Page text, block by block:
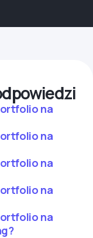
na
na
na
na
na